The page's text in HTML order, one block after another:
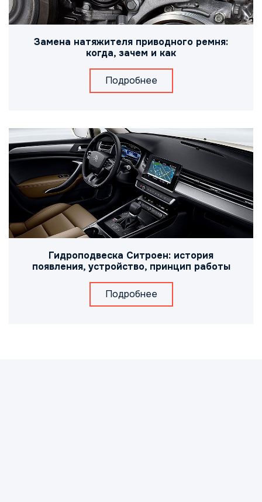
Замена натяжителя приводного ремня:
когда, зачем и как
Подробнее
Гидроподвеска Ситроен: история
появления, устройство, принцип работы
Подробнее